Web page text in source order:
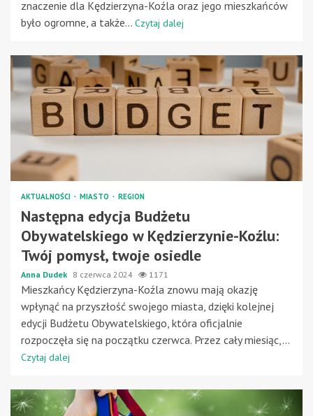
znaczenie dla Kędzierzyna-Koźla oraz jego mieszkańców
było ogromne, a także... Czytaj dalej
AKTUALNOŚCI MIASTO REGION
Następna edycja Budżetu
Obywatelskiego w Kędzierzynie-Koźlu:
Twój pomysł, twoje osiedle
Anna Dudek 8 czerwca 2024 1171
Mieszkańcy Kędzierzyna-Koźla znowu mają okazję
wpłynąć na przyszłość swojego miasta, dzięki kolejnej
edycji Budżetu Obywatelskiego, która oficjalnie
rozpoczęła się na początku czerwca. Przez cały miesiąc,...
Czytaj dalej